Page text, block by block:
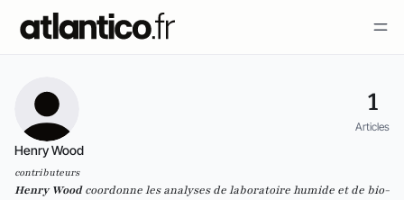
1
Articles
Henry Wood
contributeurs
Henry Woodcoordonne les analyses de laboratoire humide et de bio-